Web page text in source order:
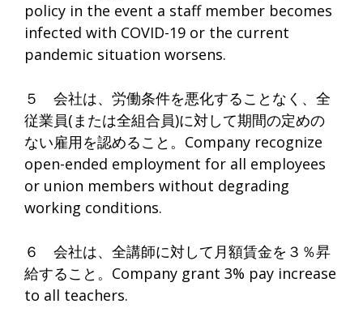
policy in the event a staff member becomes
infected with COVID-19 or the current
pandemic situation worsens.
５ 会社は、労働条件を悪化することなく、全
従業員(または全組合員)に対して期間の定めの
ない雇用を認めること。Company recognize
open-ended employment for all employees
or union members without degrading
working conditions.
６ 会社は、全講師に対して月額賃金を３％昇
給すること。Company grant 3% pay increase
to all teachers.